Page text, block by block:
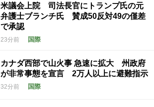
米議会上院 司法長官にトランプ氏の元
弁護士ブランチ氏 賛成50反対49の僅差
で承認
23分前 国際
カナダ西部で山火事 急速に拡大 州政府
が非常事態を宣言 2万人以上に避難指示
32分前 国際